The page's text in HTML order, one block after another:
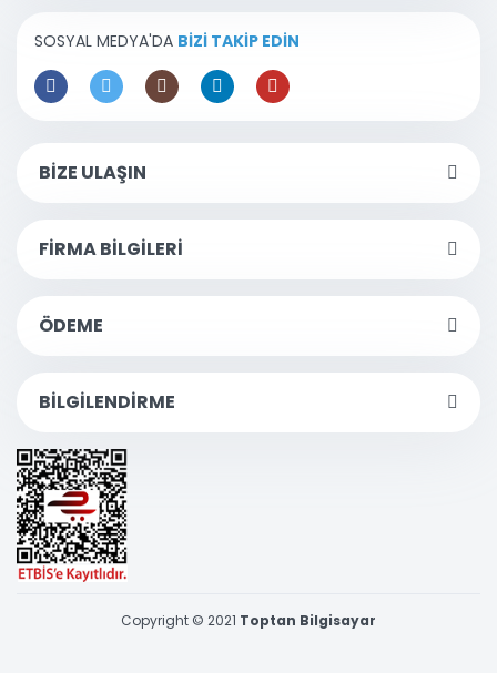
SOSYAL MEDYA'DA BİZİ TAKİP EDİN
BİZE ULAŞIN
FİRMA BİLGİLERİ
ÖDEME
BİLGİLENDİRME
Copyright © 2021 Toptan Bilgisayar